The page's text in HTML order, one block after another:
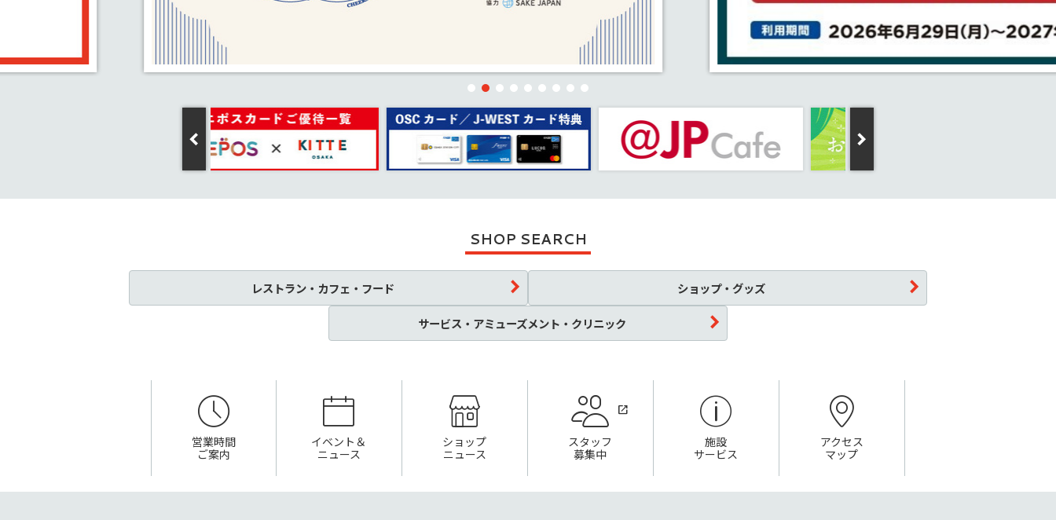
SHOP SEARCH
レストラン・カフェ・フード ショップ・グッズ
サービス・アミューズメント・クリニック
営業時間
ご案内
イベント＆
ニュース
ショップ
ニュース
スタッフ
募集中
施設
サービス
アクセス
マップ